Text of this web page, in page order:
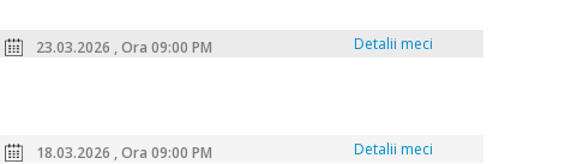
23.03.2026 , Ora 09:00 PM Detalii meci
18.03.2026 , Ora 09:00 PM Detalii meci